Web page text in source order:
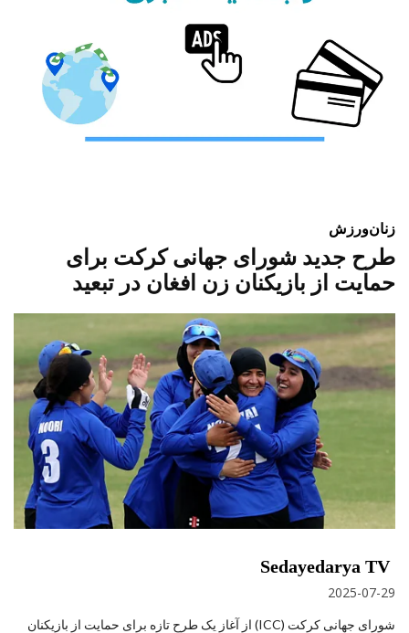
زنانورزش
طرح جدید شورای جهانی کرکت برای
حمایت از بازیکنان زن افغان در تبعید
Sedayedarya TV
2025-07-29
شورای جهانی کرکت (ICC) از آغاز یک طرح تازه برای حمایت از بازیکنان